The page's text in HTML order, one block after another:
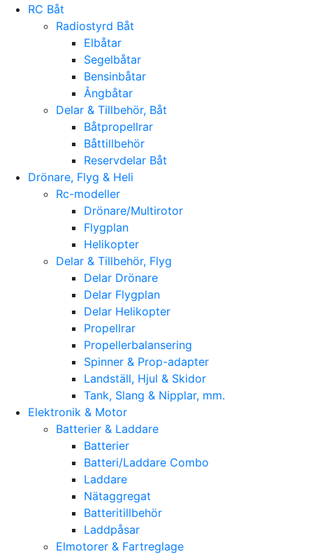
RC Båt
Radiostyrd Båt
Elbåtar
Segelbåtar
Bensinbåtar
Ångbåtar
Delar & Tillbehör, Båt
Båtpropellrar
Båttillbehör
Reservdelar Båt
Drönare, Flyg & Heli
Rc-modeller
Drönare/Multirotor
Flygplan
Helikopter
Delar & Tillbehör, Flyg
Delar Drönare
Delar Flygplan
Delar Helikopter
Propellrar
Propellerbalansering
Spinner & Prop-adapter
Landställ, Hjul & Skidor
Tank, Slang & Nipplar, mm.
Elektronik & Motor
Batterier & Laddare
Batterier
Batteri/Laddare Combo
Laddare
Nätaggregat
Batteritillbehör
Laddpåsar
Elmotorer & Fartreglage